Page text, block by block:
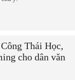
Thái Học,
cho dân văn